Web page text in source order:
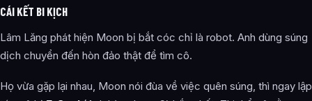
CÁI KẾT BI KỊCH
Lâm Lăng phát hiện Moon bị bắt cóc chỉ là robot. Anh dùng súng
dịch chuyển đến hòn đảo thật để tìm cô.
Họ vừa gặp lại nhau, Moon nói đùa về việc quên súng, thì ngay lập